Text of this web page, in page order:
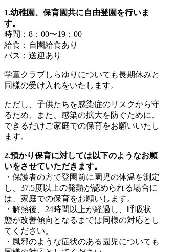
1.幼稚園、保育園共に自由登園を行いま
す。
時間：8：00〜19：00
給食：自園給食あり
バス：送迎あり
学童クラブしらゆりについても長期休みと
同様の受け入れをいたします。
ただし、子供たちを感染症のリスクから守
るため、また、感染の拡大を防ぐために、
できるだけご家庭での保育をお願いいたし
ます。
2.預かり保育に対しては以下のようなお願
いをさせていただきます。
・保護者の方で登園前に園児の体温を測定
し、37.5度以上の発熱が認められる場合に
は、家庭での保育をお願いします。
・解熱後、24時間以上が経過し、呼吸状
態が改善傾向となるまでは同様の対応とし
てください。
・風邪のような症状のある園児についても